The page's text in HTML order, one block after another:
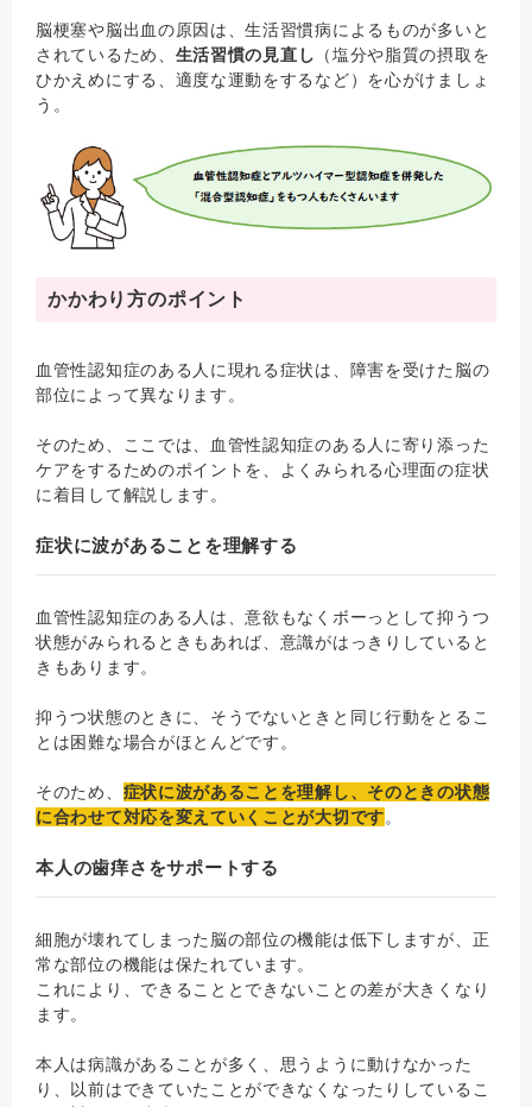
脳梗塞や脳出血の原因は、生活習慣病によるものが多いと
されているため、 生活習慣の見直し （塩分や脂質の摂取を
ひかえめにする、適度な運動をするなど）を心がけましょ
う。
かかわり方のポイント
血管性認知症のある人に現れる症状は、障害を受けた脳の
部位によって異なります。
そのため、ここでは、血管性認知症のある人に寄り添った
ケアをするためのポイントを、よくみられる心理面の症状
に着目して解説します。
症状に波があることを理解する
血管性認知症のある人は、意欲もなくボーっとして抑うつ
状態がみられるときもあれば、意識がはっきりしていると
きもあります。
抑うつ状態のときに、そうでないときと同じ行動をとるこ
とは困難な場合がほとんどです。
そのため、 症状に波があることを理解し、そのときの状態
に合わせて対応を変えていくことが大切です。
本人の歯痒さをサポートする
細胞が壊れてしまった脳の部位の機能は低下しますが、正
常な部位の機能は保たれています。
これにより、できることとできないことの差が大きくなり
ます。
本人は病識があることが多く、思うように動けなかった
り、以前はできていたことができなくなったりしているこ